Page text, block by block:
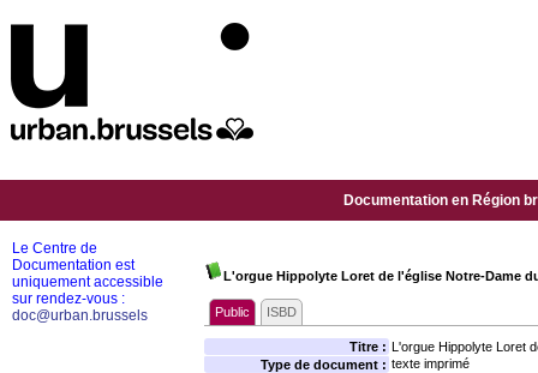
Documentation en Région
L'orgue Hippolyte Loret de l'église Notre-Dame
Public ISBD
Titre : L'orgue Hippolyte Loret
Type de document : texte imprimé
Le Centre de
Documentation est
uniquement accessible
sur rendez-vous :
doc@urban.brussels